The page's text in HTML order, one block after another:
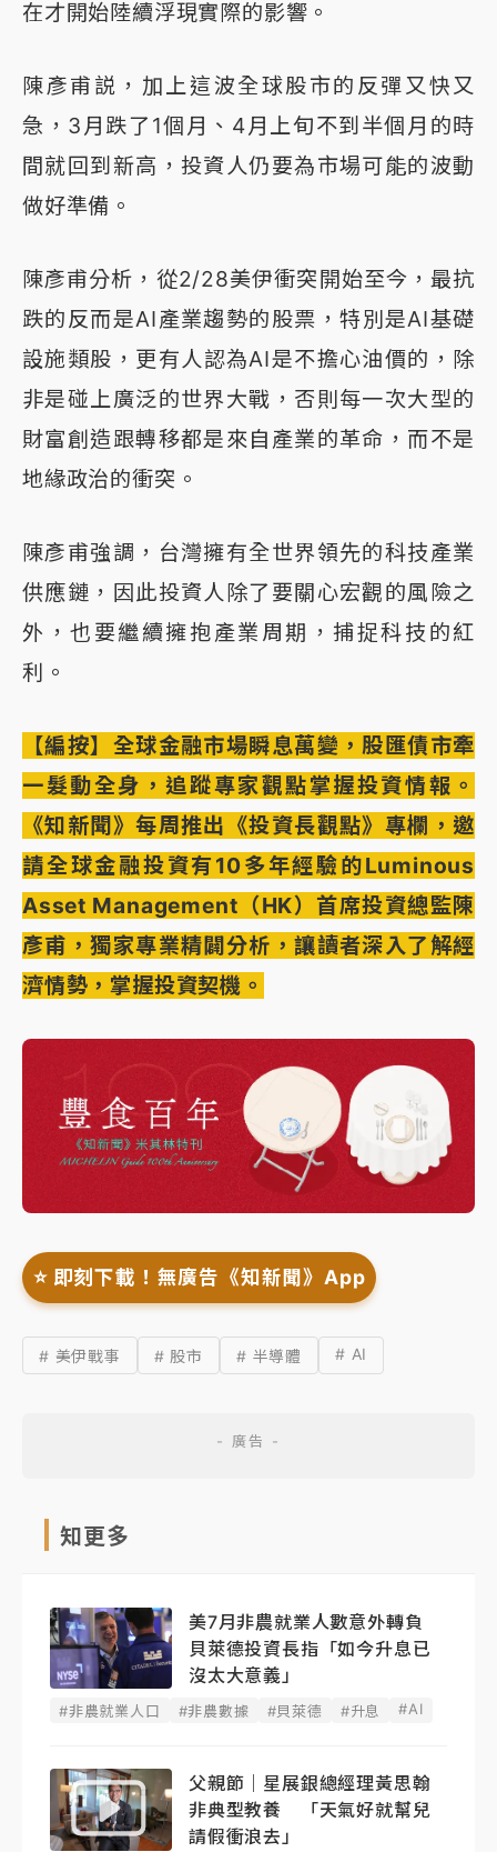
在才開始陸續浮現實際的影響。
陳彥甫説，加上這波全球股市的反彈又快又
急，3月跌了1個月、4月上旬不到半個月的時
間就回到新高，投資人仍要為市場可能的波動
做好準備。
陳彥甫分析，從2/28美伊衝突開始至今，最抗
跌的反而是AI產業趨勢的股票，特別是AI基礎
設施類股，更有人認為AI是不擔心油價的，除
非是碰上廣泛的世界大戰，否則每一次大型的
財富創造跟轉移都是來自產業的革命，而不是
地緣政治的衝突。
陳彥甫強調，台灣擁有全世界領先的科技產業
供應鏈，因此投資人除了要關心宏觀的風險之
外，也要繼續擁抱產業周期，捕捉科技的紅
利。
【編按】全球金融市場瞬息萬變，股匯債市牽
一髮動全身，追蹤專家觀點掌握投資情報。
《知新聞》每周推出《投資長觀點》專欄，邀
請全球金融投資有10多年經驗的Luminous
Asset Management（HK）首席投資總監陳
彥甫，獨家專業精闢分析，讓讀者深入了解經
濟情勢，掌握投資契機。
⭐️ 即刻下載！無廣告《知新聞》App
# 美伊戰事 # 股市 # 半導體 # AI
知更多
美7月非農就業人數意外轉負
貝萊德投資長指「如今升息已
沒太大意義」
#非農就業人口 #非農數據 #貝萊德 #升息 #AI
父親節｜星展銀總經理黃思翰
非典型教養 「天氣好就幫兒
請假衝浪去」